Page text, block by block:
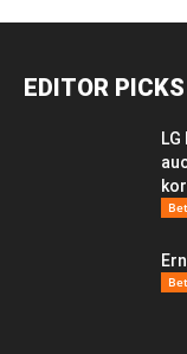
EDITOR PICKS